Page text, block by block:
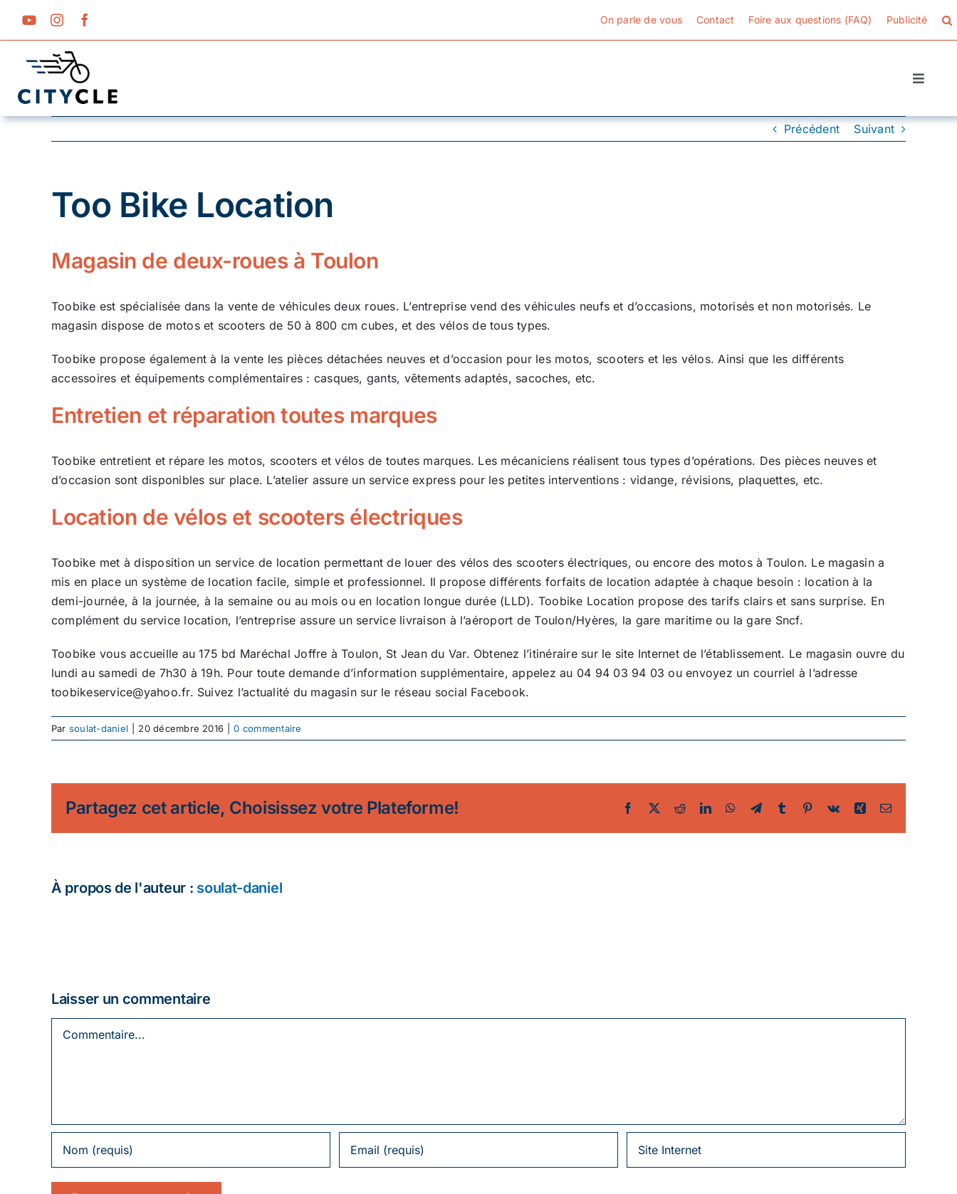
On parle de vous Contact Foire aux questions (FAQ) Publicité
Toggle
Cyclotourisme
Actualité
Ecologie
Précédent Suivant
Voir
l'image
Too Bike Location
Magasin de deux-roues à Toulon
Toobike est spécialisée dans la vente de véhicules deux roues. L’entreprise vend des véhicules neufs et d’occasions, motorisés et non motorisés. Le
magasin dispose de motos et scooters de 50 à 800 cm cubes, et des vélos de tous types.
Toobike propose également à la vente les pièces détachées neuves et d’occasion pour les motos, scooters et les vélos. Ainsi que les différents
accessoires et équipements complémentaires : casques, gants, vêtements adaptés, sacoches, etc.
Entretien et réparation toutes marques
Toobike entretient et répare les motos, scooters et vélos de toutes marques. Les mécaniciens réalisent tous types d’opérations. Des pièces neuves et
d’occasion sont disponibles sur place. L’atelier assure un service express pour les petites interventions : vidange, révisions, plaquettes, etc.
Location de vélos et scooters électriques
Toobike met à disposition un service de location permettant de louer des vélos des scooters électriques, ou encore des motos à Toulon. Le magasin a
mis en place un système de location facile, simple et professionnel. Il propose différents forfaits de location adaptée à chaque besoin : location à la
demi-journée, à la journée, à la semaine ou au mois ou en location longue durée (LLD). Toobike Location propose des tarifs clairs et sans surprise. En
complément du service location, l’entreprise assure un service livraison à l’aéroport de Toulon/Hyères, la gare maritime ou la gare Sncf.
Toobike vous accueille au 175 bd Maréchal Joffre à Toulon, St Jean du Var. Obtenez l’itinéraire sur le site Internet de l’établissement. Le magasin ouvre du
lundi au samedi de 7h30 à 19h. Pour toute demande d’information supplémentaire, appelez au 04 94 03 94 03 ou envoyez un courriel à l’adresse
toobikeservice@yahoo.fr. Suivez l’actualité du magasin sur le réseau social Facebook.
Par soulat-daniel 20 décembre 2016 0 commentaire
Partagez cet article, Choisissez votre Plateforme! Facebook
TwitterRedditLinkedInWhatsApp
TelegramTumblr Pinterest
Vk Xing Email
À propos de l'auteur : soulat-daniel
Laisser un commentaire